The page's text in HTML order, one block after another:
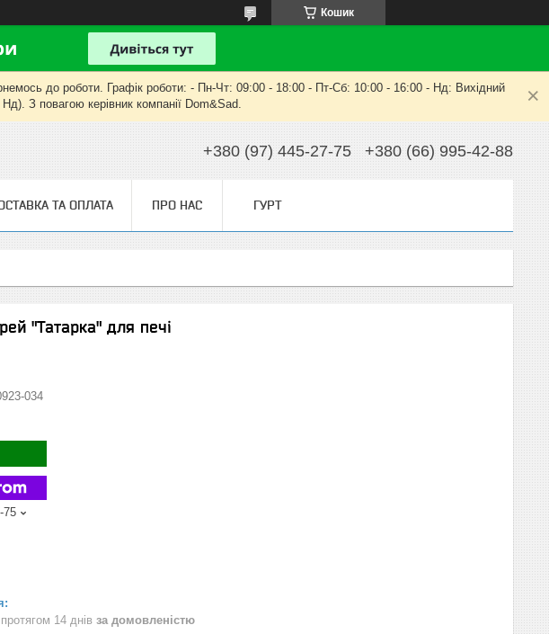
Кошик
до роботи. Графік роботи: - Пн-Чт: 09:00 - 18:00 - Пт-Сб: 10:00 - 16:00 - Нд: Вихідний
З повагою керівник компанії Dom&Sad.
+380 (97) 445-27-75 +380 (66) 995-42-88
ТА ОПЛАТА ПРО НАС ГУРТ
"Татарка" для печі
034
75
14 днів за домовленістю